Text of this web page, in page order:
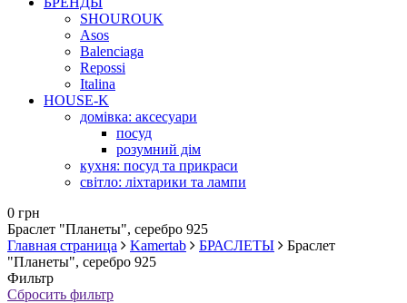
SHOUROUK
Asos
Balenciaga
Repossi
Italina
HOUSE-K
домівка: аксесуари
посуд
розумний дім
кухня: посуд та прикраси
світло: ліхтарики та лампи
0 грн
Браслет "Планеты", серебро 925
Главная страница
Kamertab БРАСЛЕТЫ
Браслет
"Планеты", серебро 925
Фильтр
Сбросить фильтр